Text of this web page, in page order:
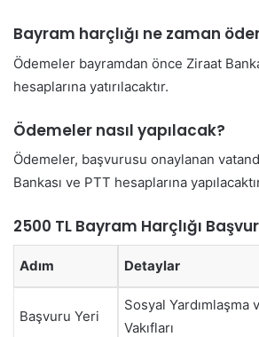
Bayram harçlığı ne zaman
Ödemeler bayramdan önce Ziraat
hesaplarına yatırılacaktır.
Ödemeler nasıl yapılacak?
Ödemeler, başvurusu onaylanan
Bankası ve PTT hesaplarına
2500 TL Bayram Harçlığı
Adım Detaylar
Başvuru Yeri
Sosyal Yardımlaşma
Vakıfları